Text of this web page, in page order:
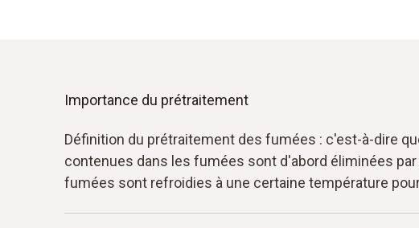
Importance du prétraitement
Définition du prétraitement des fumées : c'est-à-dire
contenues dans les fumées sont d'abord éliminées
fumées sont refroidies à une certaine température